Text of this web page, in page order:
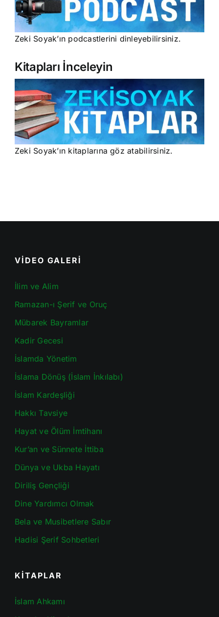
Zeki Soyak’ın podcastlerini dinleyebilirsiniz.
Kitapları İnceleyin
Zeki Soyak’ın kitaplarına göz atabilirsiniz.
VİDEO GALERİ
İlim ve Alim
Ramazan-ı Şerif ve Oruç
Mübarek Bayramlar
Kadir Gecesi
İslamda Yönetim
İslama Dönüş (İslam İnkılabı)
İslam Kardeşliği
Hakkı Tavsiye
Hayat ve Ölüm İmtihanı
Kur’an ve Sünnete İttiba
Dünya ve Ukba Hayatı
Diriliş Gençliği
Dine Yardımcı Olmak
Bela ve Musibetlere Sabır
Hadisi Şerif Sohbetleri
KİTAPLAR
İslam Ahkamı